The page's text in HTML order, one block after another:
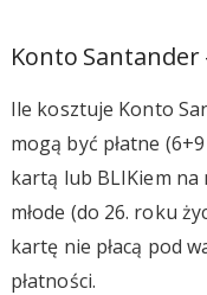
Konto Santander
Ile kosztuje Konto
mogą być płatne
kartą lub BLIKiem na
młode (do 26. roku
kartę nie płacą pod
płatności.